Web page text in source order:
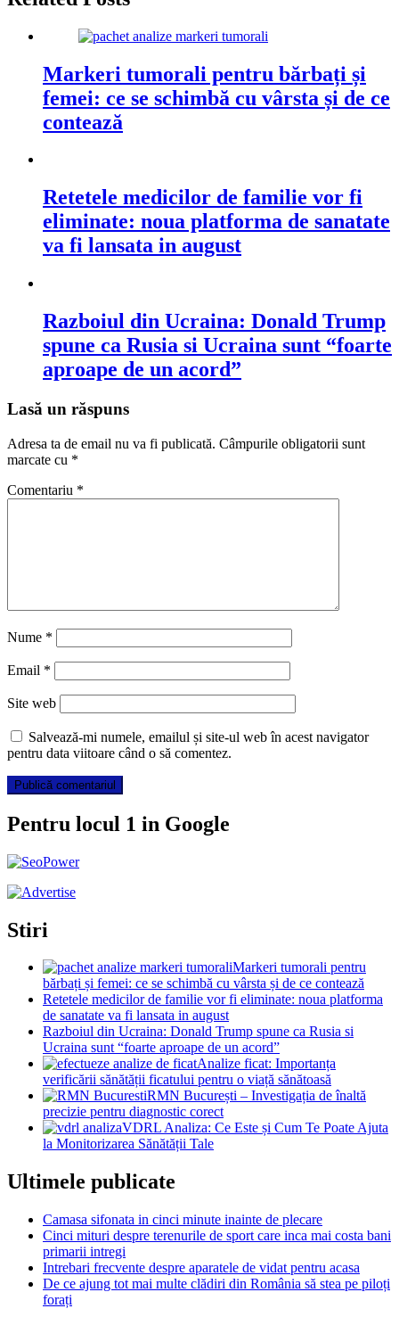
Markeri tumorali pentru bărbați și
femei: ce se schimbă cu vârsta și de ce
contează
Retetele medicilor de familie vor fi
eliminate: noua platforma de sanatate
va fi lansata in august
Razboiul din Ucraina: Donald Trump
spune ca Rusia si Ucraina sunt “foarte
aproape de un acord”
Lasă un răspuns
Adresa ta de email nu va fi publicată. Câmpurile obligatorii sunt
marcate cu *
Comentariu *
Nume *
Email *
Site web
Salvează-mi numele, emailul și site-ul web în acest navigator
pentru data viitoare când o să comentez.
Pentru locul 1 in Google
Stiri
Markeri tumorali pentru
bărbați și femei: ce se schimbă cu vârsta și de ce contează
Retetele medicilor de familie vor fi eliminate: noua platforma
de sanatate va fi lansata in august
Razboiul din Ucraina: Donald Trump spune ca Rusia si
Ucraina sunt “foarte aproape de un acord”
Analize ficat: Importanța
verificării sănătății ficatului pentru o viață sănătoasă
RMN București – Investigația de înaltă
precizie pentru diagnostic corect
VDRL Analiza: Ce Este și Cum Te Poate Ajuta
la Monitorizarea Sănătății Tale
Ultimele publicate
Camasa sifonata in cinci minute inainte de plecare
Cinci mituri despre terenurile de sport care inca mai costa bani
primarii intregi
Intrebari frecvente despre aparatele de vidat pentru acasa
De ce ajung tot mai multe clădiri din România să stea pe piloți
forați